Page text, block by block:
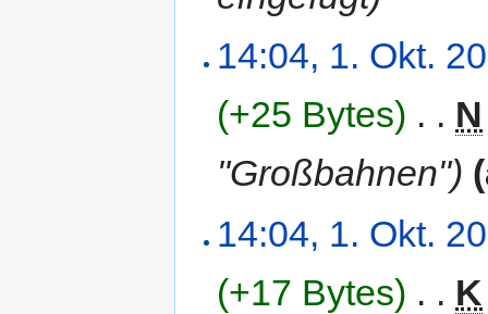
14:04, 1. Okt.
(+25 Bytes) . . N
"Großbahnen")
14:04, 1. Okt.
(+17 Bytes) . . K